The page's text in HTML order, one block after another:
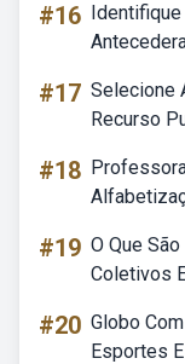
#16 Identifique
#17 Selecione
Recurso
#18
#19 O Que
Coletivos
#20 Globo
Esportes